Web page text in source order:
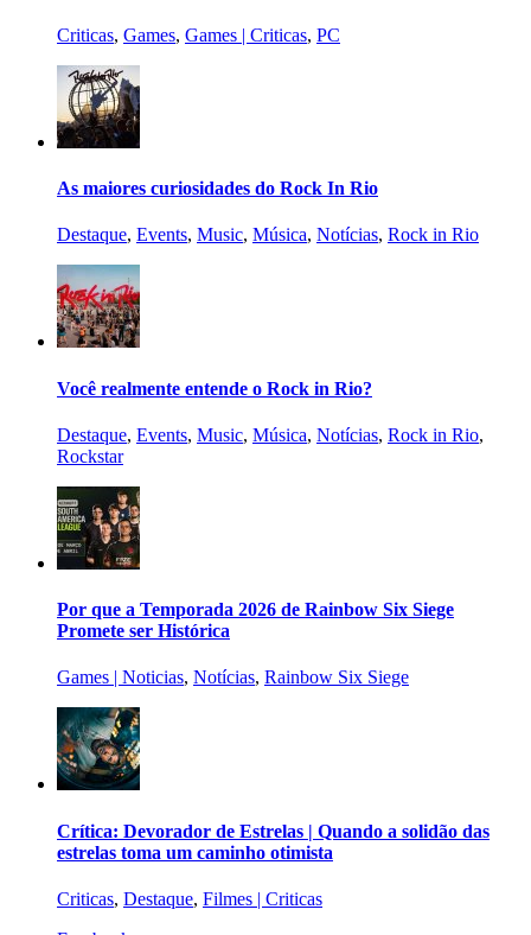
Criticas, Games, Games | Criticas, PC
As maiores curiosidades do Rock In Rio
Destaque, Events, Music, Música, Notícias, Rock in Rio
Você realmente entende o Rock in Rio?
Destaque, Events, Music, Música, Notícias, Rock in Rio,
Rockstar
Por que a Temporada 2026 de Rainbow Six Siege
Promete ser Histórica
Games | Noticias, Notícias, Rainbow Six Siege
Crítica: Devorador de Estrelas | Quando a solidão das
estrelas toma um caminho otimista
Criticas, Destaque, Filmes | Criticas